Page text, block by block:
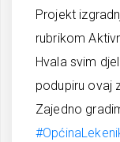
Projekt
rubrikom
Hvala svim
podupiru ovaj
Zajedno